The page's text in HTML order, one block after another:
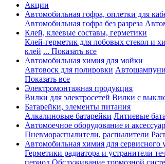
Акции
Автомобильная гофра, оплетки для
Автомобильная гофра без разреза
Клей, клеевые составы, герметики
Клей-герметик для лобовых стекол и
клей ... Показать все
Автомобильная химия для мойки
Автовоск для полировки Автошампуни
Показать все
Электромонтажная продукция
Вилки для электросетей Вилки с
Батарейки, элементы питания
Алкалиновые батарейки Литиевые
Автомоечное оборудование и
Пневмораспылители, распылители
Автомобильная химия для сервисного
Герметики радиатора и устранители
период Обслуживание тормозной